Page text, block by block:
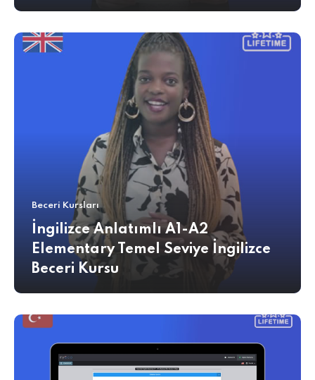
Beceri Kursları
İngilizce Anlatımlı A1-A2
Elementary Temel Seviye İngilizce
Beceri Kursu